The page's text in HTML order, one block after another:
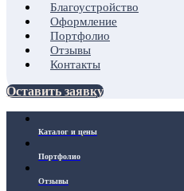
Благоустройство
Оформление
Портфолио
Отзывы
Контакты
Оставить заявку
Каталог и цены
Портфолио
Отзывы